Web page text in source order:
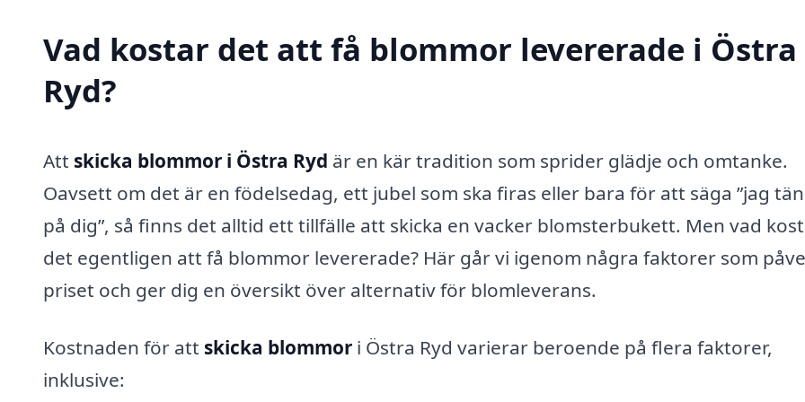
Vad kostar det att få blommor levererade i Östra
Ryd?
Att skicka blommor i Östra Ryd är en kär tradition som sprider glädje och omtanke.
Oavsett om det är en födelsedag, ett jubel som ska firas eller bara för att säga ”jag
på dig”, så finns det alltid ett tillfälle att skicka en vacker blomsterbukett. Men vad
det egentligen att få blommor levererade? Här går vi igenom några faktorer som
priset och ger dig en översikt över alternativ för blomleverans.
Kostnaden för att skicka blommor i Östra Ryd varierar beroende på flera faktorer,
inklusive: